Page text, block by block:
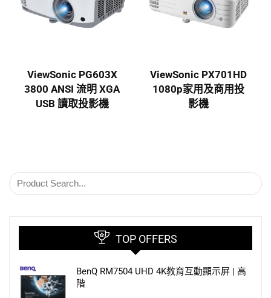
ViewSonic PG603X
3800 ANSI 流明 XGA
USB 讀取投影機
ViewSonic PX701HD
1080p家用及商用投
影機
TOP OFFERS
BenQ RM7504 UHD 4K教育互動顯示屏 | 高
階